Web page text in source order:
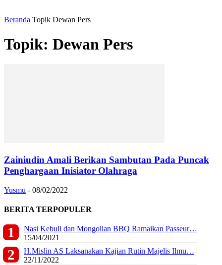
Beranda Topik Dewan Pers
Topik: Dewan Pers
Zainiudin Amali Berikan Sambutan Pada Puncak
Penghargaan Inisiator Olahraga
Yusmu - 08/02/2022
BERITA TERPOPULER
Nasi Kebuli dan Mongolian BBQ Ramaikan Passeur…
15/04/2021
H.Mislin AS Laksanakan Kajian Rutin Majelis Ilmu…
22/11/2022